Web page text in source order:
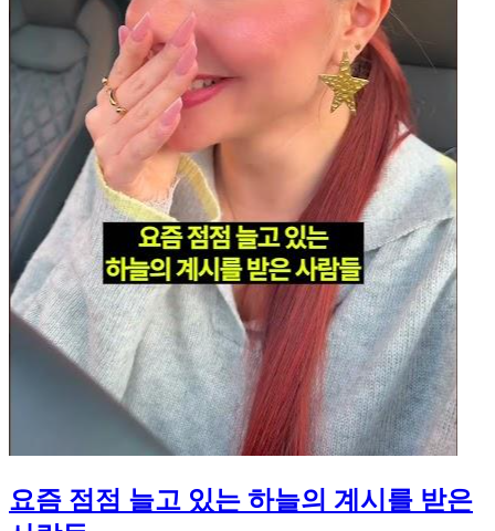
요즘 점점 늘고 있는 하늘의 계시를 받은